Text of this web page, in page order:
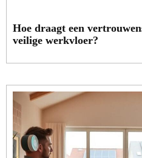
Hoe draagt een
veilige werkvloer?